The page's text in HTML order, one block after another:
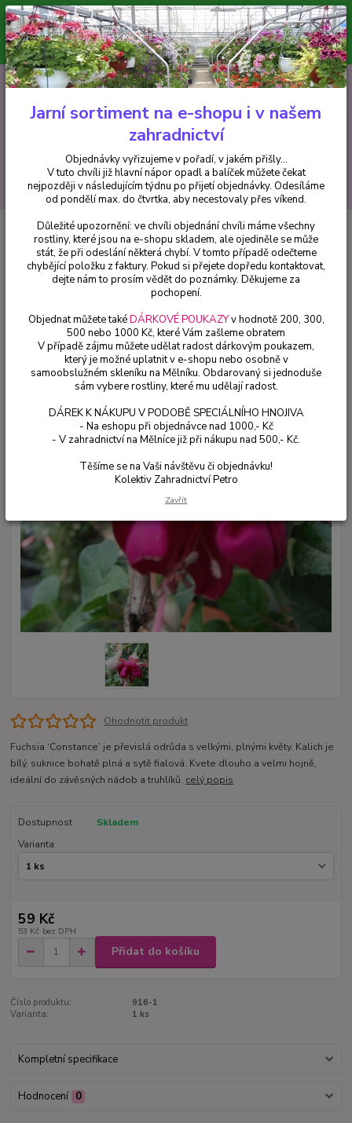
Minimální hodnota pro odeslání z e-shopu je 300 Kč.
V tuto chvíli již hlavní nápor objednávek opadl a balíček můžete čekat
nejpozději v následujícím týdnu po přijetí objednávky. Objednávky
vyřizujeme v pořadí, v jakém přišly...
CZK
Hledat
+420 602 223 614 0ks
za0 Kč
Fuchsie Constance Fuchsie ( Fuchsie Constance) - 1 ks
Constance Fuchsie ( Fuchsie
Constance) - 1 ks
Ohodnotit produkt
Fuchsia ‘Constance’ je převislá odrůda s velkými, plnými květy. Kalich je
bílý, suknice bohatě plná a sytě fialová. Kvete dlouho a velmi hojně,
ideální do závěsných nádob a truhlíků. celý popis
Dostupnost
Skladem
Varianta
59 Kč
53 Kč bez DPH
Přidat do košíku
Číslo produktu:
916-1
Varianta:
1 ks
Kompletní specifikace
Hodnocení 0
Jarní sortiment na e-shopu i v našem
zahradnictví
Objednávky vyřizujeme v pořadí, v jakém přišly...
V tuto chvíli již hlavní nápor opadl a balíček můžete čekat
nejpozději v následujícím týdnu po přijetí objednávky. Odesíláme
od pondělí max. do čtvrtka, aby necestovaly přes víkend.
Důležité upozornění: ve chvíli objednání chvíli máme všechny
rostliny, které jsou na e-shopu skladem, ale ojediněle se může
stát, že při odeslání některá chybí. V tomto případě odečteme
chybějící položku z faktury. Pokud si přejete dopředu kontaktovat,
dejte nám to prosím vědět do poznámky. Děkujeme za
pochopení.
Objednat můžete takéDÁRKOVÉ POUKAZYv hodnotě 200, 300,
500 nebo 1000 Kč, které Vám zašleme obratem
V případě zájmu můžete udělat radost dárkovým poukazem,
který je možné uplatnit v e-shopu nebo osobně v
samoobslužném skleníku na Mělníku. Obdarovaný si jednoduše
sám vybere rostliny, které mu udělají radost.
DÁREK K NÁKUPU V PODOBĚ SPECIÁLNÍHO HNOJIVA
- Na eshopu při objednávce nad 1000,- Kč
- V zahradnictví na Mělníce již při nákupu nad 500,- Kč.
Těšíme se na Vaši návštěvu či objednávku!
Kolektiv Zahradnictví Petro
Zavřít